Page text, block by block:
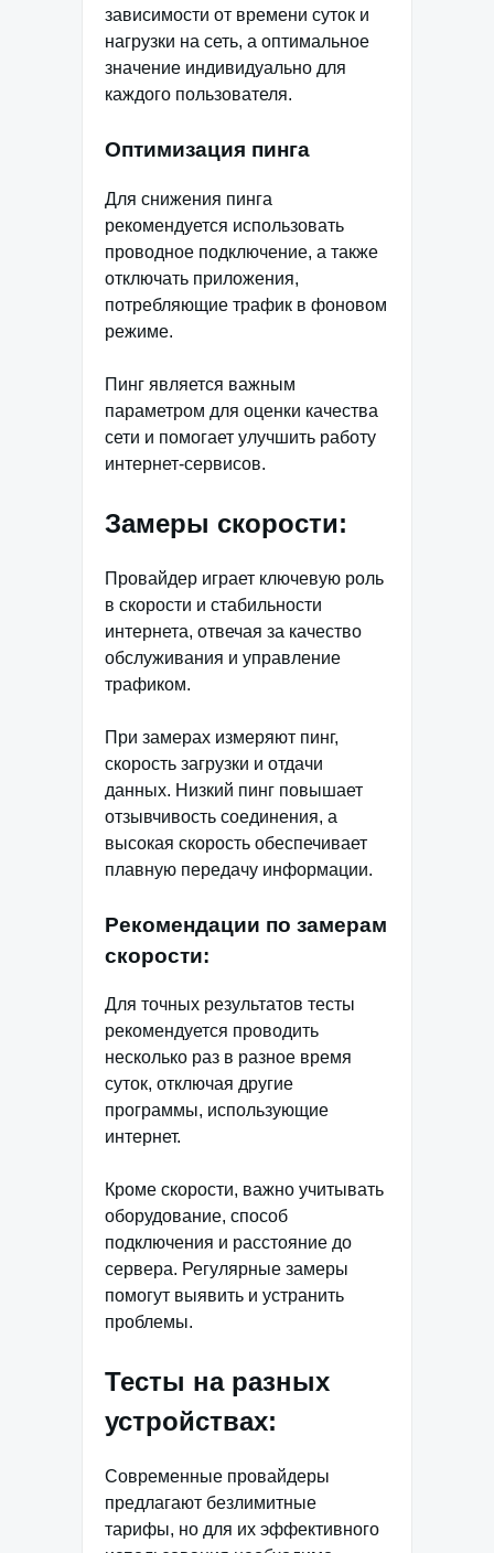
зависимости от времени суток и
нагрузки на сеть, а оптимальное
значение индивидуально для
каждого пользователя.
Оптимизация пинга
Для снижения пинга
рекомендуется использовать
проводное подключение, а также
отключать приложения,
потребляющие трафик в фоновом
режиме.
Пинг является важным
параметром для оценки качества
сети и помогает улучшить работу
интернет-сервисов.
Замеры скорости:
Провайдер играет ключевую роль
в скорости и стабильности
интернета, отвечая за качество
обслуживания и управление
трафиком.
При замерах измеряют пинг,
скорость загрузки и отдачи
данных. Низкий пинг повышает
отзывчивость соединения, а
высокая скорость обеспечивает
плавную передачу информации.
Рекомендации по замерам
скорости:
Для точных результатов тесты
рекомендуется проводить
несколько раз в разное время
суток, отключая другие
программы, использующие
интернет.
Кроме скорости, важно учитывать
оборудование, способ
подключения и расстояние до
сервера. Регулярные замеры
помогут выявить и устранить
проблемы.
Тесты на разных
устройствах:
Современные провайдеры
предлагают безлимитные
тарифы, но для их эффективного